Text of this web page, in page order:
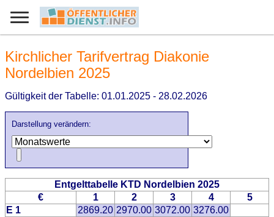
Darstellung verändern:
Kirchlicher Tarifvertrag Diakonie
Nordelbien 2025
Gültigkeit der Tabelle: 01.01.2025 - 28.02.2026
Entgelttabelle KTD Nordelbien 2025
€
1 2 3 4
5
E 1
2869.20 2970.00 3072.00 3276.00